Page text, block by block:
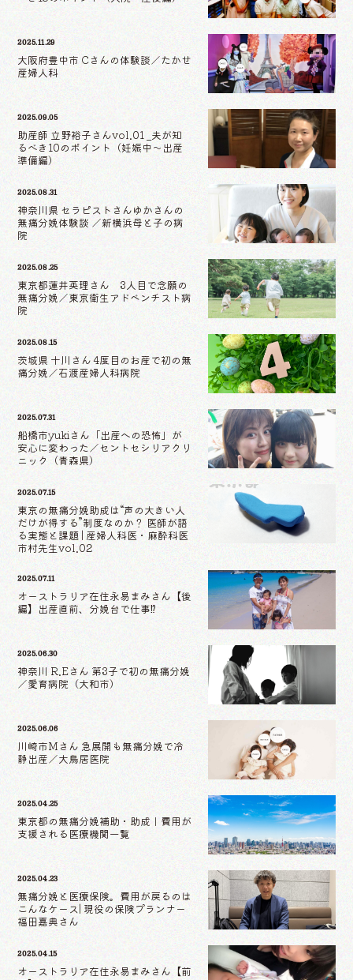
2025.11.29
大阪府豊中市 Cさんの体験談／たかせ
産婦人科
2025.09.05
助産師 立野裕子さんvol.01 _夫が知
るべき10のポイント（妊娠中〜出産
準備編）
2025.08.31
神奈川県 セラピストさんゆかさんの
無痛分娩体験談 ／新横浜母と子の病
院
2025.08.25
東京都蓮井英理さん 3人目で念願の
無痛分娩／東京衛生アドベンチスト病
院
2025.08.15
茨城県 十川さん 4度目のお産で初の無
痛分娩／石渡産婦人科病院
2025.07.31
船橋市yukiさん「出産への恐怖」が
安心に変わった／セントセシリアクリ
ニック（青森県）
2025.07.15
東京の無痛分娩助成は“声の大きい人
だけが得する”制度なのか？ 医師が語
る実態と課題 | 産婦人科医・麻酔科医
市村先生vol.02
2025.07.11
オーストラリア在住永易まみさん【後
編】出産直前、分娩台で仕事⁉
2025.06.30
神奈川 R.Eさん 第3子で初の無痛分娩
／愛育病院（大和市）
2025.06.06
川崎市Mさん 急展開も無痛分娩で冷
静出産／大鳥居医院
2025.04.25
東京都の無痛分娩補助・助成｜費用が
支援される医療機関一覧
2025.04.23
無痛分娩と医療保険。費用が戻るのは
こんなケース| 現役の保険プランナー
福田嘉典さん
2025.04.15
オーストラリア在住永易まみさん【前